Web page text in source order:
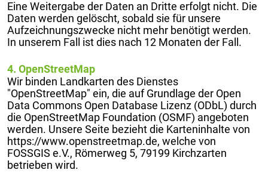
Eine Weitergabe der Daten an Dritte erfolgt nicht. Die
Daten werden gelöscht, sobald sie für unsere
Aufzeichnungszwecke nicht mehr benötigt werden.
In unserem Fall ist dies nach 12 Monaten der Fall.
4. OpenStreetMap
Wir binden Landkarten des Dienstes
"OpenStreetMap" ein, die auf Grundlage der Open
Data Commons Open Database Lizenz (ODbL) durch
die OpenStreetMap Foundation (OSMF) angeboten
werden. Unsere Seite bezieht die Karteninhalte von
https://www.openstreetmap.de, welche von
FOSSGIS e.V., Römerweg 5, 79199 Kirchzarten
betrieben wird.